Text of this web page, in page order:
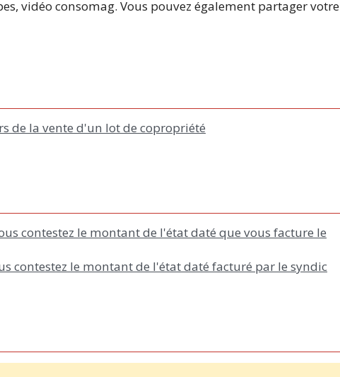
vidéo consomag. Vous pouvez également partager votre
de la vente d'un lot de copropriété
contestez le montant de l'état daté que vous facture le
contestez le montant de l'état daté facturé par le syndic